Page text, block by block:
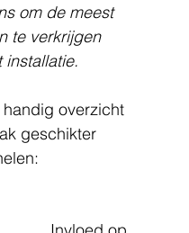
om de meest
te verkrijgen
installatie.
overzicht
geschikter